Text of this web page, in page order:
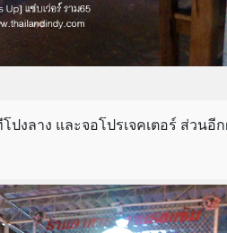
งลาง และจอโปรเจคเตอร์ ส่วนอีก